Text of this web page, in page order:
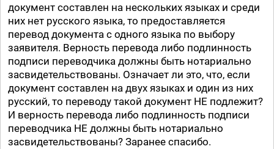
документ составлен на нескольких языках и среди
них нет русского языка, то предоставляется
перевод документа с одного языка по выбору
заявителя. Верность перевода либо подлинность
подписи переводчика должны быть нотариально
засвидетельствованы. Означает ли это, что, если
документ составлен на двух языках и один из них
русский, то переводу такой документ НЕ подлежит?
И верность перевода либо подлинность подписи
переводчика НЕ должны быть нотариально
засвидетельствованы? Заранее спасибо.